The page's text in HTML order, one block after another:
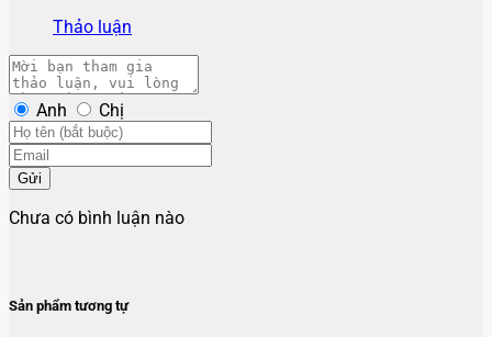
Thảo luận
Anh Chị
Gửi
Chưa có bình luận nào
Sản phẩm tương tự